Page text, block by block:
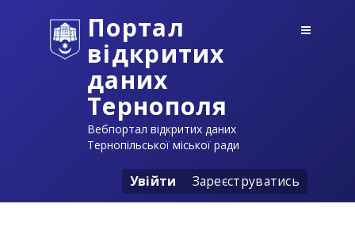
Портал
відкритих
даних
Тернополя
Вебпортал відкритих даних
Тернопільської міської ради
Увійти Зареєструватись